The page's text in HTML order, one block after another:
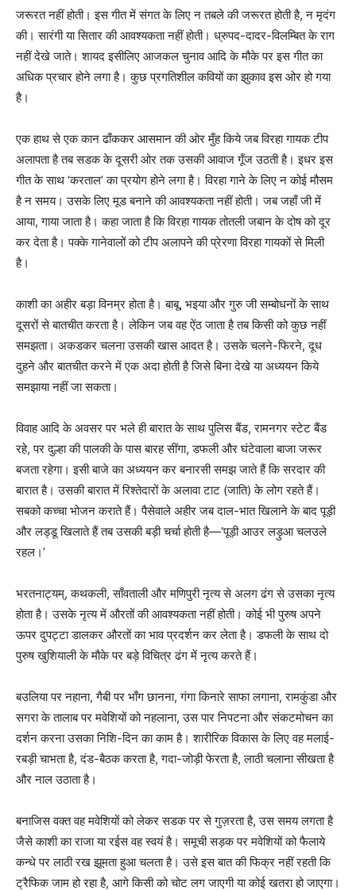
जरूरत नहीं होती। इस गीत में संगत के लिए न तबले की जरूरत होती है, न मृदंग
की। सारंगी या सितार की आवश्यकता नहीं होती। ध्रुपद-दादर-विलम्बित के राग
नहीं देखे जाते। शायद इसीलिए आजकल चुनाव आदि के मौके पर इस गीत का
अधिक प्रचार होने लगा है। कुछ प्रगतिशील कवियों का झुकाव इस ओर हो गया
है।
एक हाथ से एक कान ढाँककर आसमान की ओर मुँह किये जब विरहा गायक टीप
अलापता है तब सडक के दूसरी ओर तक उसकी आवाज गूँज उठती है। इधर इस
गीत के साथ ‘करताल’ का प्रयोग होने लगा है। विरहा गाने के लिए न कोई मौसम
है न समय। उसके लिए मूड बनाने की आवश्यकता नहीं होती। जब जहाँ जी में
आया, गाया जाता है। कहा जाता है कि विरहा गायक तोतली जबान के दोष को दूर
कर देता है। पक्के गानेवालों को टीप अलापने की प्रेरणा विरहा गायकों से मिली
है।
काशी का अहीर बड़ा विनम्र होता है। बाबू, भइया और गुरु जी सम्बोधनों के साथ
दूसरों से बातचीत करता है। लेकिन जब वह ऐंठ जाता है तब किसी को कुछ नहीं
समझता। अकडकर चलना उसकी खास आदत है। उसके चलने-फिरने, दूध
दुहने और बातचीत करने में एक अदा होती है जिसे बिना देखे या अध्ययन किये
समझाया नहीं जा सकता।
विवाह आदि के अवसर पर भले ही बारात के साथ पुलिस बैंड, रामनगर स्टेट बैंड
रहे, पर दुल्हा की पालकी के पास बारह सींगा, डफली और घंटेवाला बाजा जरूर
बजता रहेगा। इसी बाजे का अध्ययन कर बनारसी समझ जाते हैं कि सरदार की
बारात है। उसकी बारात में रिश्तेदारों के अलावा टाट (जाति) के लोग रहते हैं।
सबको कच्चा भोजन कराते हैं। पैसेवाले अहीर जब दाल-भात खिलाने के बाद पूड़ी
और लड्डू खिलाते हैं तब उसकी बड़ी चर्चा होती है—‘पूड़ी आउर लड़ुआ चलउले
रहल।’
भरतनाट्यम्, कथकली, साँवताली और मणिपुरी नृत्य से अलग ढंग से उसका नृत्य
होता है। उसके नृत्य में औरतों की आवश्यकता नहीं होती। कोई भी पुरुष अपने
ऊपर दुपट्टा डालकर औरतों का भाव प्रदर्शन कर लेता है। डफली के साथ दो
पुरुष खुशियाली के मौके पर बड़े विचित्र ढंग में नृत्य करते हैं।
बउलिया पर नहाना, गैबी पर भाँग छानना, गंगा किनारे साफा लगाना, रामकुंडा और
सगरा के तालाब पर मवेशियों को नहलाना, उस पार निपटना और संकटमोचन का
दर्शन करना उसका निशि-दिन का काम है। शारीरिक विकास के लिए वह मलाई-
रबड़ी चाभता है, दंड-बैठक करता है, गदा-जोड़ी फेरता है, लाठी चलाना सीखता है
और नाल उठाता है।
बनाजिस वक्त वह मवेशियों को लेकर सडक पर से गुज़रता है, उस समय लगता है
जैसे काशी का राजा या रईस वह स्वयं है। समूची सड़क पर मवेशियों को फैलाये
कन्धे पर लाठी रख झूमता हुआ चलता है। उसे इस बात की फिक्र नहीं रहती कि
ट्रैफिक जाम हो रहा है, आगे किसी को चोट लग जाएगी या कोई खतरा हो जाएगा।